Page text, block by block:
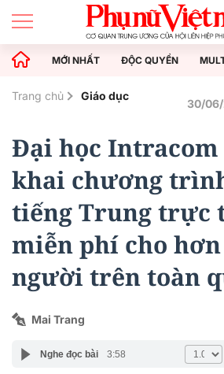
MỚI NHẤT ĐỘC QUYỀN
Trang chủ Giáo dục
30/06/
Đại học
khai chương
tiếng Trung trực
miễn phí cho hơn
người trên toàn
Mai Trang
Nghe đọc bài 3:58